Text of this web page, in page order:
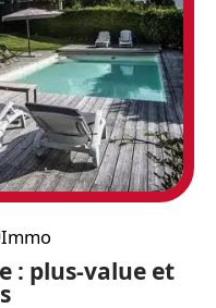
Immo
: plus-value et